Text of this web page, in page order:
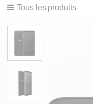
Tous les produits